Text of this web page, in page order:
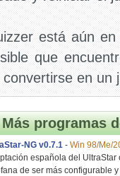
está aún
que
convertirse en un
programas
NG v0.7.1 - Win 98/Me/
española del
de ser más configurable